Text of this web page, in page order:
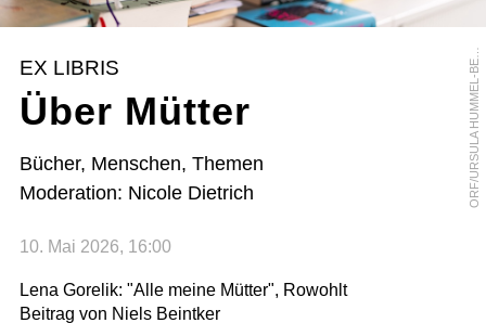
O
R
F
/
U
R
S
U
L
A
H
U
M
M
E
L
-
B
E
R
G
E
R
EX LIBRIS
Über Mütter
Bücher, Menschen, Themen
Moderation: Nicole Dietrich
10. Mai 2026, 16:00
Lena Gorelik: "Alle meine Mütter", Rowohlt
Beitrag von Niels Beintker